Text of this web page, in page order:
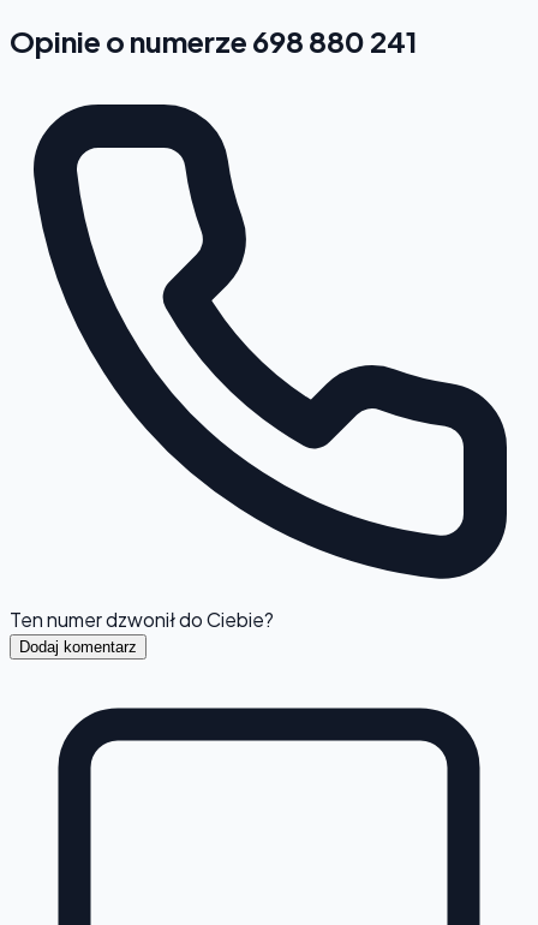
Opinie o numerze 698 880 241
Ten numer dzwonił do Ciebie?
Dodaj komentarz